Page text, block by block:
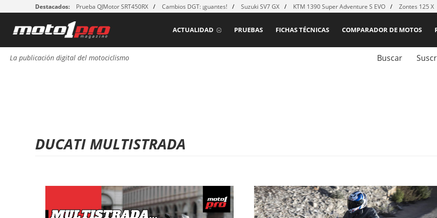
Destacados: Prueba QJMotor SRT450RX Cambios DGT: ¡guantes! Suzuki SV7 GX KTM 1390 Super Adventure S EVO Zontes 125 X
COMPARADOR DE MOTOS
FICHAS TÉCNICAS
PRUEBAS
ACTUALIDAD
La publicación digital del motociclismo Buscar
DUCATI MULTISTRADA